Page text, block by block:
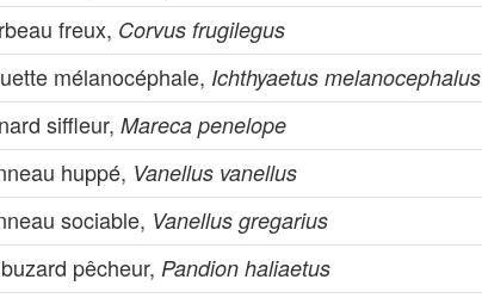
freux, Corvus frugilegus
mélanocéphale, Ichthyaetus melanocephalus
siffleur,Mareca penelope
huppé, Vanellus vanellus
sociable, Vanellus gregarius
pêcheur, Pandion haliaetus